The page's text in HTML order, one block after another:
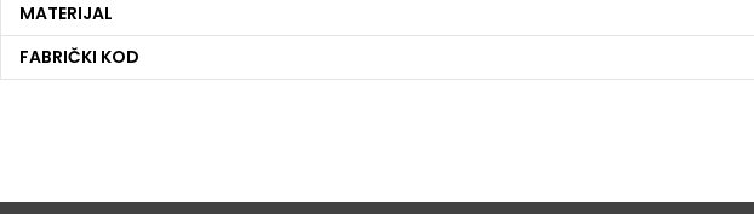
MATERIJAL
FABRIČKI KOD